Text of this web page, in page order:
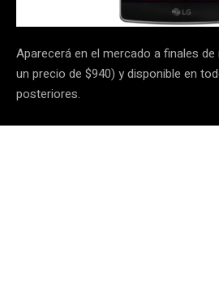
Aparecerá en el mercado a finales
un precio de $940) y disponible en
posteriores.